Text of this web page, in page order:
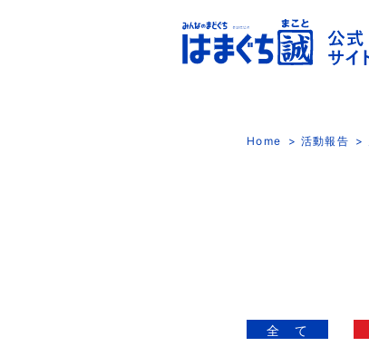
Home 活動報告
全 て